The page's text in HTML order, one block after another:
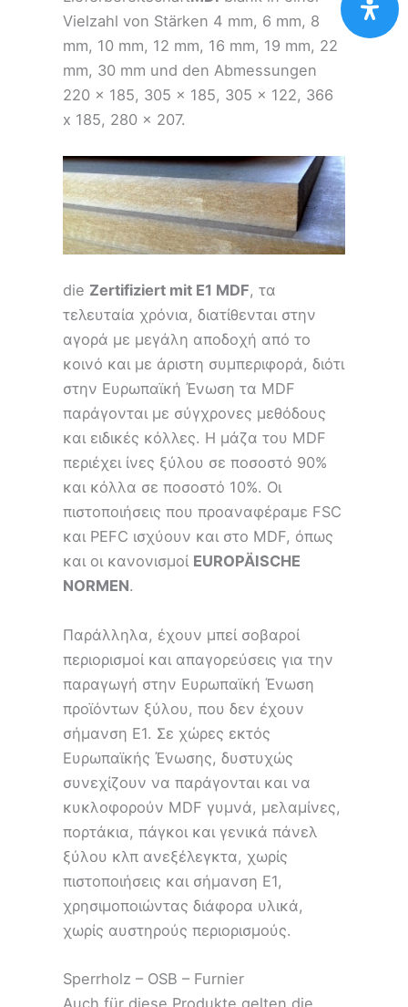
Vielzahl von Stärken 4 mm, 6 mm, 8
mm, 10 mm, 12 mm, 16 mm, 19 mm, 22
mm, 30 mm und den Abmessungen
220 x 185, 305 x 185, 305 x 122, 366
x 185, 280 x 207.
die Zertifiziert mit E1 MDF, τα
τελευταία χρόνια, διατίθενται στην
αγορά με μεγάλη αποδοχή από το
κοινό και με άριστη συμπεριφορά, διότι
στην Ευρωπαϊκή Ένωση τα MDF
παράγονται με σύγχρονες μεθόδους
και ειδικές κόλλες. Η μάζα του MDF
περιέχει ίνες ξύλου σε ποσοστό 90%
και κόλλα σε ποσοστό 10%. Οι
πιστοποιήσεις που προαναφέραμε FSC
και PEFC ισχύουν και στο MDF, όπως
και οι κανονισμοί EUROPÄISCHE
NORMEN.
Παράλληλα, έχουν μπεί σοβαροί
περιορισμοί και απαγορεύσεις για την
παραγωγή στην Ευρωπαϊκή Ένωση
προϊόντων ξύλου, που δεν έχουν
σήμανση Ε1. Σε χώρες εκτός
Ευρωπαϊκής Ένωσης, δυστυχώς
συνεχίζουν να παράγονται και να
κυκλοφορούν MDF γυμνά, μελαμίνες,
πορτάκια, πάγκοι και γενικά πάνελ
ξύλου κλπ ανεξέλεγκτα, χωρίς
πιστοποιήσεις και σήμανση Ε1,
χρησιμοποιώντας διάφορα υλικά,
χωρίς αυστηρούς περιορισμούς.
Sperrholz – OSB – Furnier
Auch für diese Produkte gelten die